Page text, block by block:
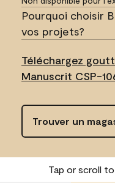
Pourquoi choisir
vos projets?
Téléchargez
Manuscrit CSP-
Trouver un
Tap or scroll